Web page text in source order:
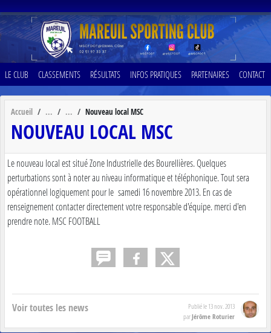
LE CLUB CLASSEMENTS RÉSULTATS INFOS PRATIQUES PARTENAIRES CONTACT
Accueil Nouveau local MSC
NOUVEAU LOCAL MSC
Le nouveau local est situé Zone Industrielle des Bourellières. Quelques
perturbations sont à noter au niveau informatique et téléphonique. Tout sera
opérationnel logiquement pour le samedi 16 novembre 2013. En cas de
renseignement contacter directement votre responsable d'équipe. merci d'en
prendre note. MSC FOOTBALL
Voir toutes les news Publié le 13 nov. 2013
parJérôme Roturier